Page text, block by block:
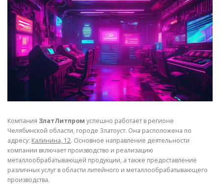
СВОЙСТВА МЕТАЛЛОВ СОРТА МЕТАЛЛОВ
СТАТЬИ
Компания ЗлатЛитпром успешно работает в регионе
Челябинской области, городе Златоуст. Она расположена по
адресу: Калинина, 12. Основное направление деятельности
компании включает производство и реализацию
металлообрабатывающей продукции, а также предоставление
различных услуг в области литейного и металлообрабатывающего
производства.